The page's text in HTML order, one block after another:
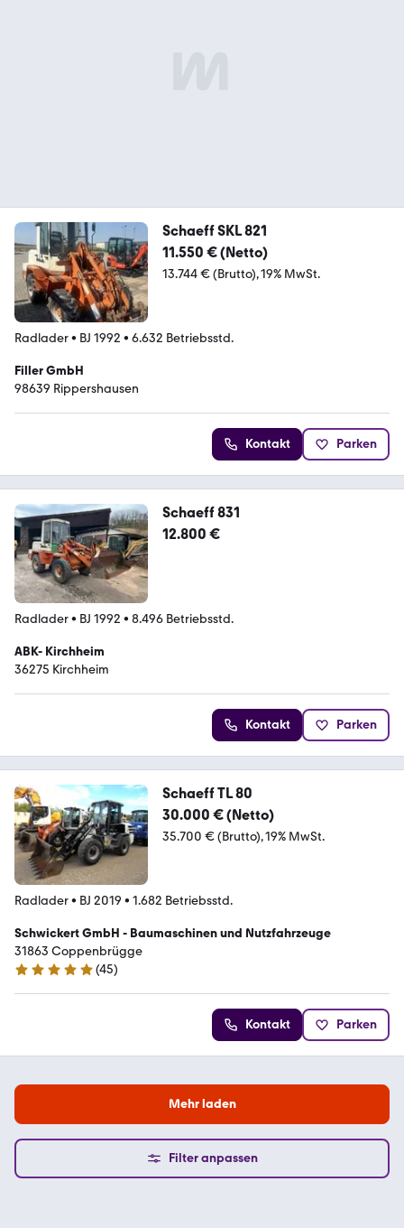
Schaeff SKL 821
11.550 € (Netto)
13.744 € (Brutto) 19% MwSt.
Radlader• BJ 1992 • 6.632 Betriebsstd.
Filler GmbH
98639 Rippershausen
Kontakt Parken
Schaeff 831
12.800 €
Radlader• BJ 1992 • 8.496 Betriebsstd.
ABK- Kirchheim
36275 Kirchheim
Kontakt Parken
Schaeff TL 80
30.000 € (Netto)
35.700 € (Brutto) 19% MwSt.
Radlader• BJ 2019 • 1.682 Betriebsstd.
Schwickert GmbH - Baumaschinen und Nutzfahrzeuge
31863 Coppenbrügge
5 Sterne
(45)
Kontakt Parken
Mehr laden
Filter anpassen